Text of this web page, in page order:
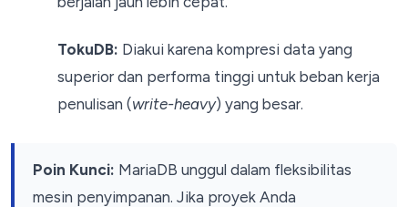
TokuDB: Diakui karena kompresi data yang
superior dan performa tinggi untuk beban kerja
penulisan (write-heavy) yang besar.
Poin Kunci: MariaDB unggul dalam fleksibilitas
mesin penyimpanan. Jika proyek Anda